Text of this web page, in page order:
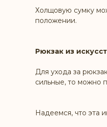
Холщовую сумку
положении.
Рюкзак из
Для ухода за
сильные, то можно
Надеемся, что эта